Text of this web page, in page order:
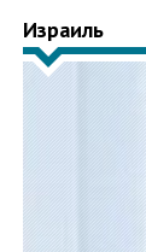
Израиль